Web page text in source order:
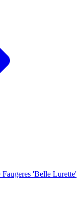
'Belle Lurette'